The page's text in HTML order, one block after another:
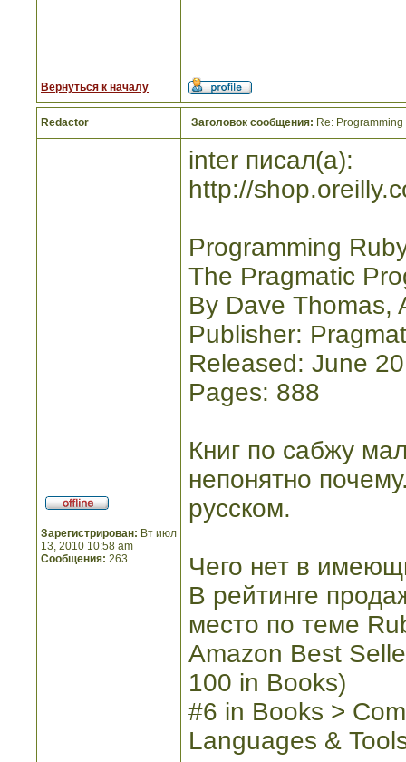
Вернуться к началу
Redactor Заголовок сообщения: Re:
Зарегистрирован: Вт июл
13, 2010 10:58 am
Сообщения: 263
inter писал(а):
http://
Programming
The Pragmatic
By Dave Thomas,
Publisher:
Released: June
Pages: 888
Книг по сабжу
непонятно
русском.
Чего нет в
В рейтинге
место по теме
Amazon Best
100 in Books)
#6 in Books >
Languages &